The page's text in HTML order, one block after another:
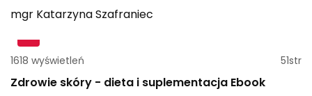
mgr KatarzynaSzafraniec
1618 wyświetleń 51str
Zdrowie skóry - dieta i suplementacja Ebook